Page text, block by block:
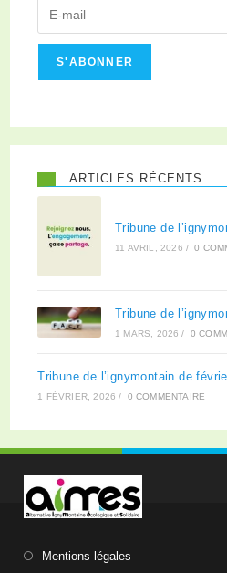
S'ABONNER
ARTICLES RÉCENTS
Tribune de
11 AVRIL, 2026 / 0
Tribune de
1 MARS, 2026 / 0
Tribune de l’ignymontain de
1 FÉVRIER, 2026 / 0 COMMENTAIRE
Mentions légales